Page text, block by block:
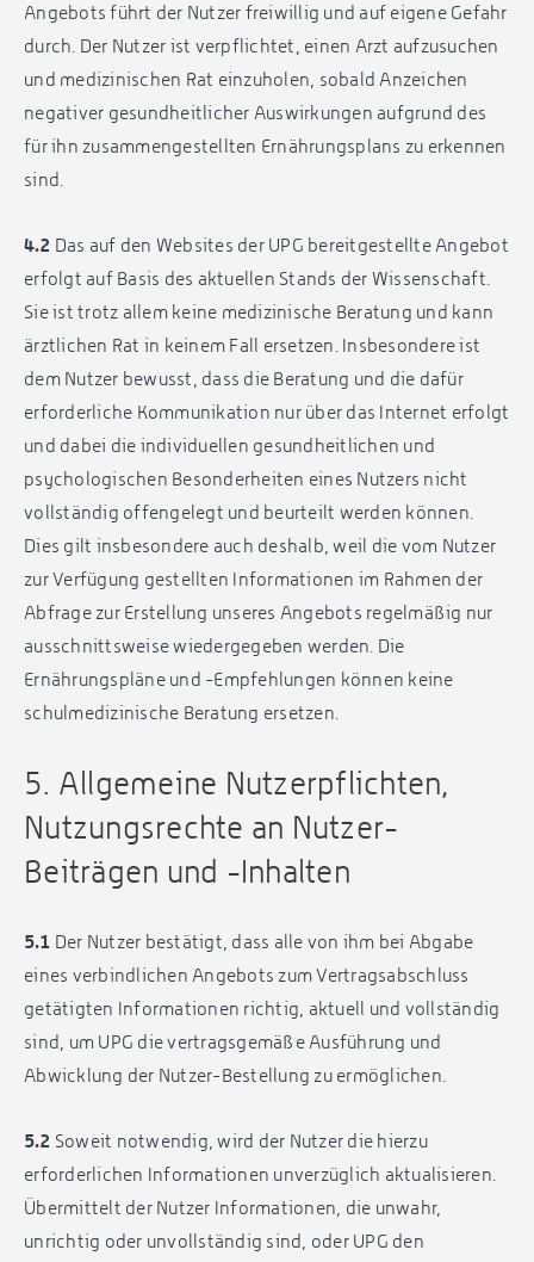
Angebots führt der Nutzer freiwillig und auf eigene Gefahr
durch. Der Nutzer ist verpflichtet, einen Arzt aufzusuchen
und medizinischen Rat einzuholen, sobald Anzeichen
negativer gesundheitlicher Auswirkungen aufgrund des
für ihn zusammengestellten Ernährungsplans zu erkennen
sind.
4.2 Das auf den Websites der UPG bereitgestellte Angebot
erfolgt auf Basis des aktuellen Stands der Wissenschaft.
Sie ist trotz allem keine medizinische Beratung und kann
ärztlichen Rat in keinem Fall ersetzen. Insbesondere ist
dem Nutzer bewusst, dass die Beratung und die dafür
erforderliche Kommunikation nur über das Internet erfolgt
und dabei die individuellen gesundheitlichen und
psychologischen Besonderheiten eines Nutzers nicht
vollständig offengelegt und beurteilt werden können.
Dies gilt insbesondere auch deshalb, weil die vom Nutzer
zur Verfügung gestellten Informationen im Rahmen der
Abfrage zur Erstellung unseres Angebots regelmäßig nur
ausschnittsweise wiedergegeben werden. Die
Ernährungspläne und -Empfehlungen können keine
schulmedizinische Beratung ersetzen.
5. Allgemeine Nutzerpflichten,
Nutzungsrechte an Nutzer-
Beiträgen und -Inhalten
5.1 Der Nutzer bestätigt, dass alle von ihm bei Abgabe
eines verbindlichen Angebots zum Vertragsabschluss
getätigten Informationen richtig, aktuell und vollständig
sind, um UPG die vertragsgemäße Ausführung und
Abwicklung der Nutzer-Bestellung zu ermöglichen.
5.2 Soweit notwendig, wird der Nutzer die hierzu
erforderlichen Informationen unverzüglich aktualisieren.
Übermittelt der Nutzer Informationen, die unwahr,
unrichtig oder unvollständig sind, oder UPG den